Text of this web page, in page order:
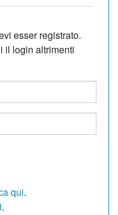
esser registrato.
il login altrimenti
qui.
.